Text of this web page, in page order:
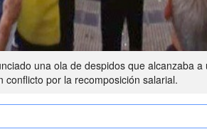
una ola de despidos que alcanzaba
conflicto por la recomposición salarial.